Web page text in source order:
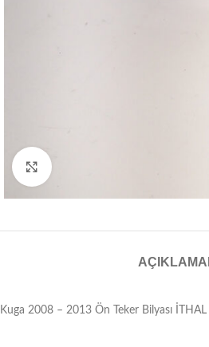
AÇIKLAMA
Kuga 2008 – 2013 Ön Teker Bilyası İTHAL